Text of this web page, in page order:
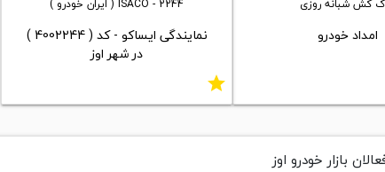
کش شبانه روزی
امداد خودرو
ISACO - 2244 ( ایران خودرو )
نمایندگی ایساکو - کد ( 4002244 )
در شهر اوز
star
بازار خودرو اوز